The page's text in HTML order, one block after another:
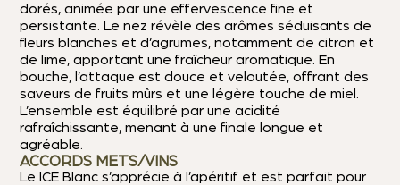
dorés, animée par une effervescence fine et
persistante. Le nez révèle des arômes séduisants de
fleurs blanches et d’agrumes, notamment de citron et
de lime, apportant une fraîcheur aromatique. En
bouche, l’attaque est douce et veloutée, offrant des
saveurs de fruits mûrs et une légère touche de miel.
L’ensemble est équilibré par une acidité
rafraîchissante, menant à une finale longue et
agréable.
ACCORDS METS/VINS
Le ICE Blanc s’apprécie à l’apéritif et est parfait pour